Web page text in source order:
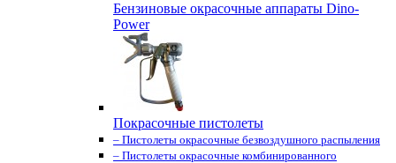
Бензиновые окрасочные аппараты Dino-
Power
Покрасочные пистолеты
– Пистолеты окрасочные безвоздушного распыления
– Пистолеты окрасочные комбинированного